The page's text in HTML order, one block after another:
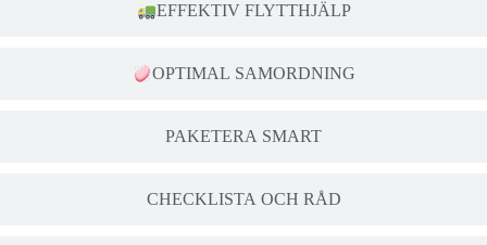
EFFEKTIV FLYTTHJÄLP
OPTIMAL SAMORDNING
PAKETERA SMART
CHECKLISTA OCH RÅD